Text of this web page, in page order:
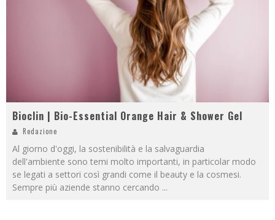
Bioclin | Bio-Essential Orange Hair & Shower Gel
Redazione
Al giorno d'oggi, la sostenibilità e la salvaguardia
dell'ambiente sono temi molto importanti, in particolar modo
se legati a settori così grandi come il beauty e la cosmesi.
Sempre più aziende stanno cercando ...